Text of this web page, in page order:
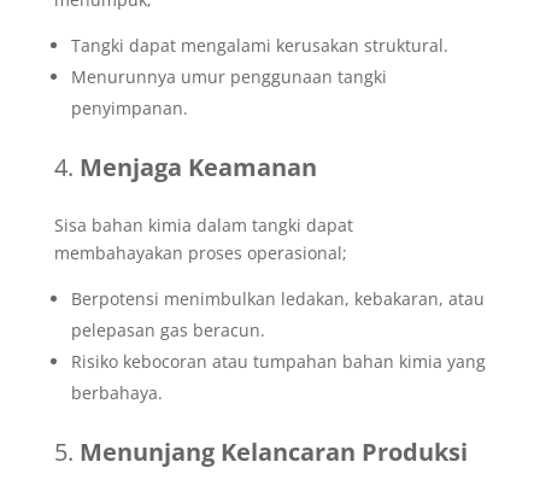
Tangki dapat mengalami kerusakan struktural.
Menurunnya umur penggunaan tangki
penyimpanan.
Menjaga Keamanan
Sisa bahan kimia dalam tangki dapat
membahayakan proses operasional;
Berpotensi menimbulkan ledakan, kebakaran, atau
pelepasan gas beracun.
Risiko kebocoran atau tumpahan bahan kimia yang
berbahaya.
Menunjang Kelancaran Produksi